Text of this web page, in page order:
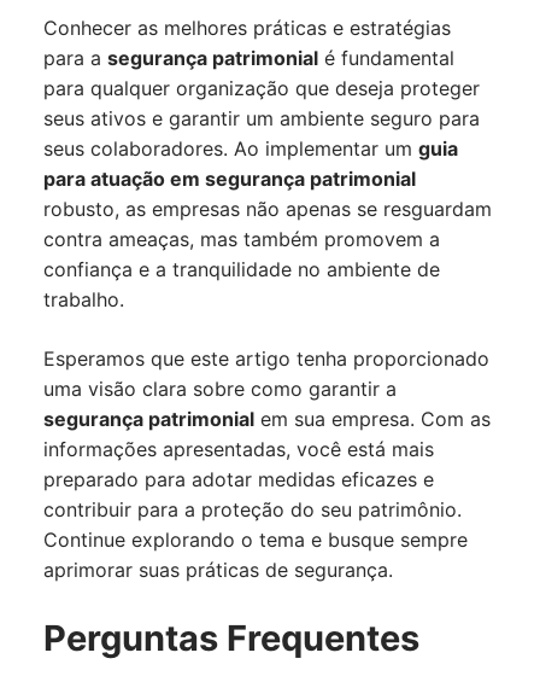
Conhecer as melhores práticas e estratégias
para a segurança patrimonial é fundamental
para qualquer organização que deseja proteger
seus ativos e garantir um ambiente seguro para
seus colaboradores. Ao implementar um guia
para atuação em segurança patrimonial
robusto, as empresas não apenas se resguardam
contra ameaças, mas também promovem a
confiança e a tranquilidade no ambiente de
trabalho.
Esperamos que este artigo tenha proporcionado
uma visão clara sobre como garantir a
segurança patrimonial em sua empresa. Com as
informações apresentadas, você está mais
preparado para adotar medidas eficazes e
contribuir para a proteção do seu patrimônio.
Continue explorando o tema e busque sempre
aprimorar suas práticas de segurança.
Perguntas Frequentes